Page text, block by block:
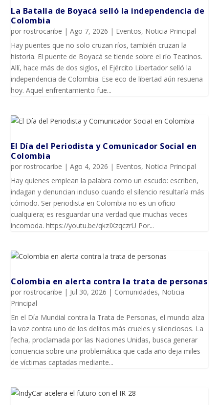
La Batalla de Boyacá selló la independencia de
Colombia
porrostrocaribe |Ago 7, 2026 | Eventos, Noticia Principal
Hay puentes que no solo cruzan ríos, también cruzan la
historia. El puente de Boyacá se tiende sobre el río Teatinos.
Allí, hace más de dos siglos, el Ejército Libertador selló la
independencia de Colombia. Ese eco de libertad aún resuena
hoy. Aquel enfrentamiento fue...
El Día del Periodista y Comunicador SociaI en
Colombia
porrostrocaribe |Ago 4, 2026 | Eventos, Noticia Principal
Hay quienes emplean la palabra como un escudo: escriben,
indagan y denuncian incluso cuando el silencio resultaría más
cómodo. Ser periodista en Colombia no es un oficio
cualquiera; es resguardar una verdad que muchas veces
incomoda. https://youtu.be/qkzIXzqczrU Por...
Colombia en alerta contra la trata de personas
porrostrocaribe | Jul 30, 2026 | Comunidades, Noticia
Principal
En el Día Mundial contra la Trata de Personas, el mundo alza
la voz contra uno de los delitos más crueles y silenciosos. La
fecha, proclamada por las Naciones Unidas, busca generar
conciencia sobre una problemática que cada año deja miles
de víctimas captadas mediante...